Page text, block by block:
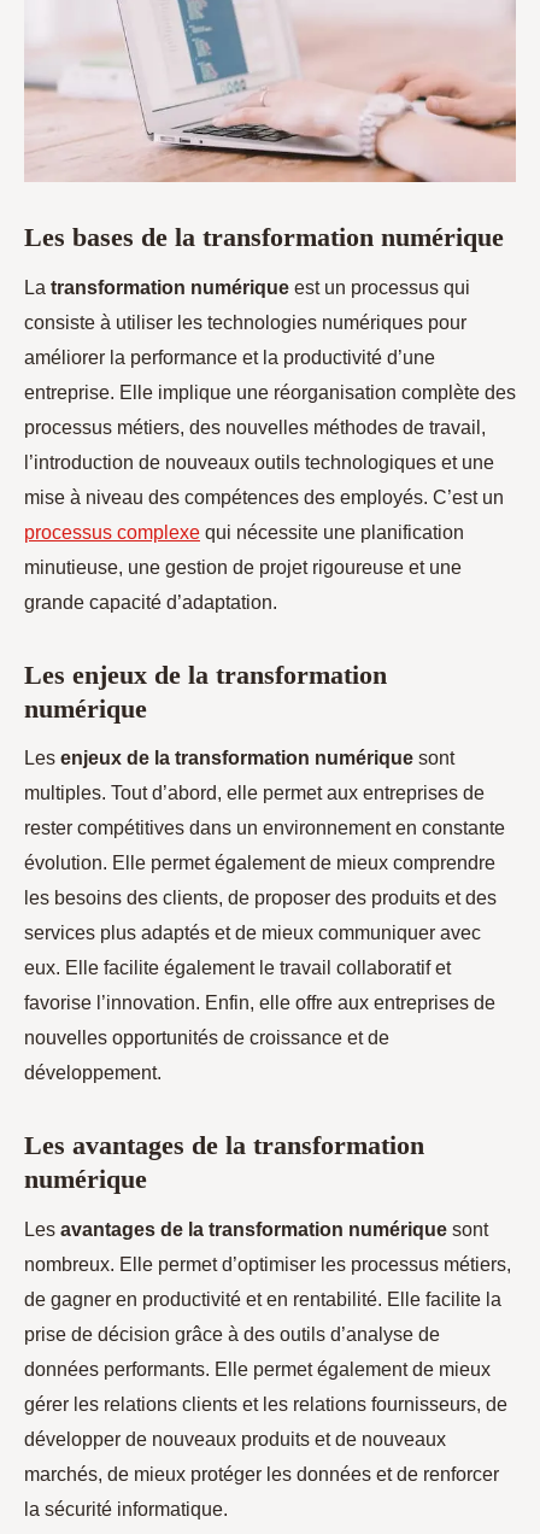
Les bases de la transformation numérique
La transformation numérique est un processus qui
consiste à utiliser les technologies numériques pour
améliorer la performance et la productivité d’une
entreprise. Elle implique une réorganisation complète des
processus métiers, des nouvelles méthodes de travail,
l’introduction de nouveaux outils technologiques et une
mise à niveau des compétences des employés. C’est un
processus complexe qui nécessite une planification
minutieuse, une gestion de projet rigoureuse et une
grande capacité d’adaptation.
Les enjeux de la transformation
numérique
Les enjeux de la transformation numérique sont
multiples. Tout d’abord, elle permet aux entreprises de
rester compétitives dans un environnement en constante
évolution. Elle permet également de mieux comprendre
les besoins des clients, de proposer des produits et des
services plus adaptés et de mieux communiquer avec
eux. Elle facilite également le travail collaboratif et
favorise l’innovation. Enfin, elle offre aux entreprises de
nouvelles opportunités de croissance et de
développement.
Les avantages de la transformation
numérique
Les avantages de la transformation numérique sont
nombreux. Elle permet d’optimiser les processus métiers,
de gagner en productivité et en rentabilité. Elle facilite la
prise de décision grâce à des outils d’analyse de
données performants. Elle permet également de mieux
gérer les relations clients et les relations fournisseurs, de
développer de nouveaux produits et de nouveaux
marchés, de mieux protéger les données et de renforcer
la sécurité informatique.